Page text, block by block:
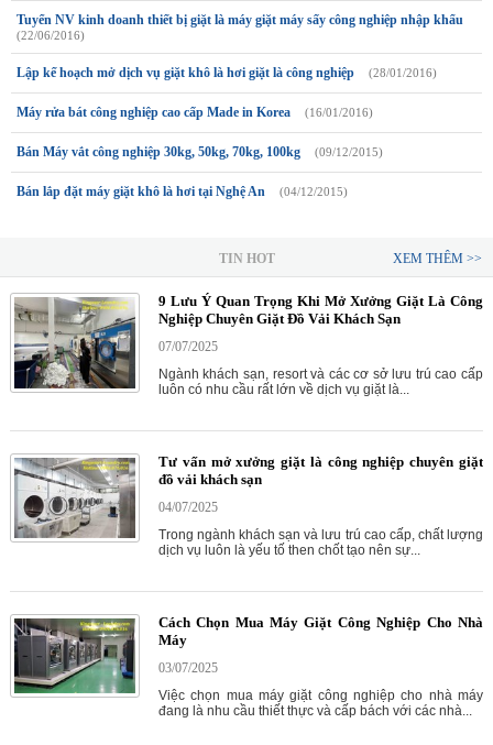
Tuyển NV kinh doanh thiết bị giặt là máy giặt máy sấy công nghiệp nhập khẩu
(22/06/2016)
Lập kế hoạch mở dịch vụ giặt khô là hơi giặt là công nghiệp (28/01/2016)
Máy rửa bát công nghiệp cao cấp Made in Korea (16/01/2016)
Bán Máy vắt công nghiệp 30kg, 50kg, 70kg, 100kg (09/12/2015)
Bán lắp đặt máy giặt khô là hơi tại Nghệ An (04/12/2015)
TIN HOT XEM THÊM >>
9 Lưu Ý Quan Trọng Khi Mở Xưởng Giặt Là Công
Nghiệp Chuyên Giặt Đồ Vải Khách Sạn
07/07/2025
Ngành khách sạn, resort và các cơ sở lưu trú cao cấp
luôn có nhu cầu rất lớn về dịch vụ giặt là...
Tư vấn mở xưởng giặt là công nghiệp chuyên giặt
đồ vải khách sạn
04/07/2025
Trong ngành khách sạn và lưu trú cao cấp, chất lượng
dịch vụ luôn là yếu tố then chốt tạo nên sự...
Cách Chọn Mua Máy Giặt Công Nghiệp Cho Nhà
Máy
03/07/2025
Việc chọn mua máy giặt công nghiệp cho nhà máy
đang là nhu cầu thiết thực và cấp bách với các nhà...